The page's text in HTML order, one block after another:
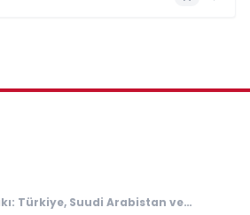
Türkiye, Suudi Arabistan ve